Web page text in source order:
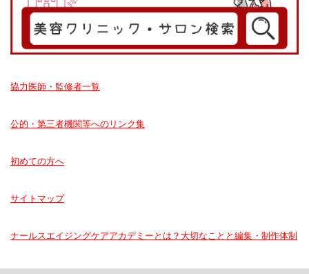
協力医師・監修者一覧
公的・第三者機関等へのリンク集
初めての方へ
サイトマップ
ナールスエイジングケアアカデミーとは？大切なことと編集・制作体制